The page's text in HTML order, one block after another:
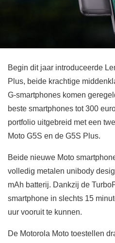
Begin dit jaar introduceerde
Plus, beide krachtige
G-smartphones komen
beste smartphones tot 300
portfolio uitgebreid met een
Moto G5S en de G5S Plus.
Beide nieuwe Moto
volledig metalen unibody
mAh batterij. Dankzij de
smartphone in slechts 15
uur vooruit te kunnen.
De Motorola Moto toestellen